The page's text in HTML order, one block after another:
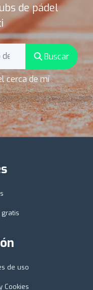
de pádel
Buscar
cerca de mí
de uso
Cookies